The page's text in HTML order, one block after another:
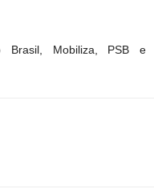
Brasil, Mobiliza, PSB e